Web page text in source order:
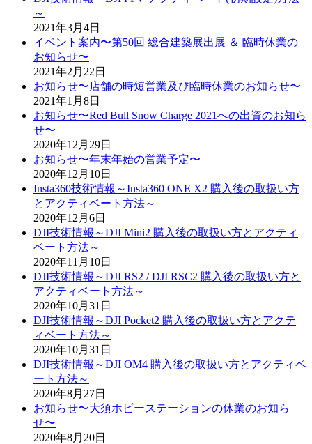
～
2021年3月4日
イベント案内〜第50回 総合建築展出展 ＆ 臨時休業の
お知らせ〜
2021年2月22日
お知らせ〜店舗の時短営業及び臨時休業のお知らせ〜
2021年1月8日
お知らせ〜Red Bull Snow Charge 2021への出資のお知ら
せ〜
2020年12月29日
お知らせ〜年末年始の営業予定〜
2020年12月10日
Insta360技術情報～Insta360 ONE X2 購入後の取扱い方
とアクティベート方法～
2020年12月6日
DJI技術情報～DJI Mini2 購入後の取扱い方とアクティ
ベート方法～
2020年11月10日
DJI技術情報～DJI RS2 / DJI RSC2 購入後の取扱い方と
アクティベート方法～
2020年10月31日
DJI技術情報～DJI Pocket2 購入後の取扱い方とアクテ
ィベート方法～
2020年10月31日
DJI技術情報～DJI OM4 購入後の取扱い方とアクティベ
ート方法～
2020年8月27日
お知らせ〜大須ホビーステーションの休業のお知ら
せ〜
2020年8月20日